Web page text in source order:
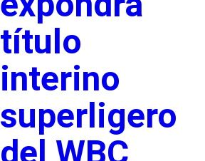
título
interino
superligero
del WBC